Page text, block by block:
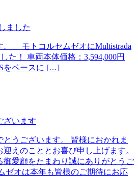
ました
。 モトコルセムゼオにMultistrada
た！ 車両本体価格：3,594,000円
Sをベースに […]
ざいます
うございます。 皆様におかれま
えのこととお喜び申し上げます。
御愛顧をたまわり誠にありがとうご
ゼオは本年も皆様のご期待にお応